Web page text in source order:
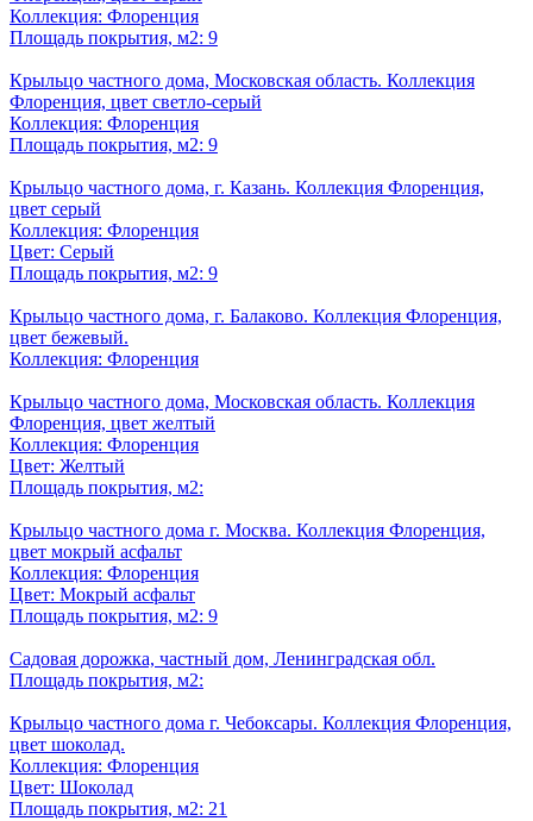
Коллекция: Флоренция
Площадь покрытия, м2: 9
Крыльцо частного дома, Московская область. Коллекция
Флоренция, цвет светло-серый
Коллекция: Флоренция
Площадь покрытия, м2: 9
Крыльцо частного дома, г. Казань. Коллекция Флоренция,
цвет серый
Коллекция: Флоренция
Цвет: Серый
Площадь покрытия, м2: 9
Крыльцо частного дома, г. Балаково. Коллекция Флоренция,
цвет бежевый.
Коллекция: Флоренция
Крыльцо частного дома, Московская область. Коллекция
Флоренция, цвет желтый
Коллекция: Флоренция
Цвет: Желтый
Площадь покрытия, м2:
Крыльцо частного дома г. Москва. Коллекция Флоренция,
цвет мокрый асфальт
Коллекция: Флоренция
Цвет: Мокрый асфальт
Площадь покрытия, м2: 9
Садовая дорожка, частный дом, Ленинградская обл.
Площадь покрытия, м2:
Крыльцо частного дома г. Чебоксары. Коллекция Флоренция,
цвет шоколад.
Коллекция: Флоренция
Цвет: Шоколад
Площадь покрытия, м2: 21